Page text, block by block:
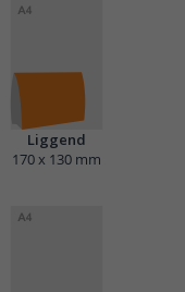
Liggend
170 x 130 mm